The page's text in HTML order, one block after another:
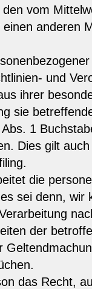
vom
anderen
und
ihrer
sie
1
Dies gilt
die
sei denn, wir
der
das Recht,